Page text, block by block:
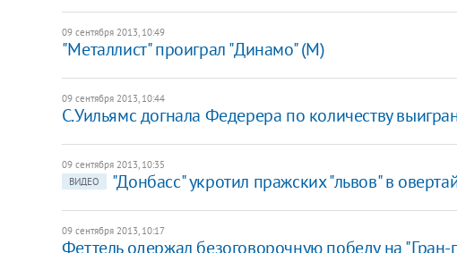
09 сентября 2013, 10:49
"Металлист" проиграл "Динамо" (М)
09 сентября 2013, 10:44
​С.Уильямс догнала Федерера по количеству
09 сентября 2013, 10:35
ВИДЕО
"Донбасс" укротил пражских "львов" в
09 сентября 2013, 10:17
Феттель одержал безоговорочную победу на